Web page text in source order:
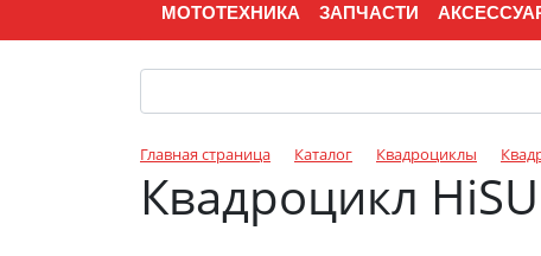
МОТОТЕХНИКА ЗАПЧАСТИ
Главная страница Каталог Квадроциклы
Квадроцикл